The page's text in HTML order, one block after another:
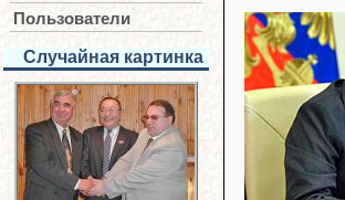
Пользователи
Случайная картинка